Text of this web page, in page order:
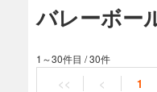
バレーボー
1～30件目 /30件
<< < 1